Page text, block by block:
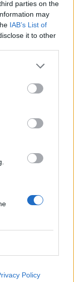
parties on the
may
IAB’s List of
it to other
Policy
dizla in
za ublažitev